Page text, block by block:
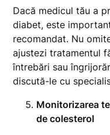
Dacă medicul tău a
diabet, este
recomandat. Nu
ajustezi tratamentul
întrebări sau
discută-le cu
Monitorizarea
de colesterol